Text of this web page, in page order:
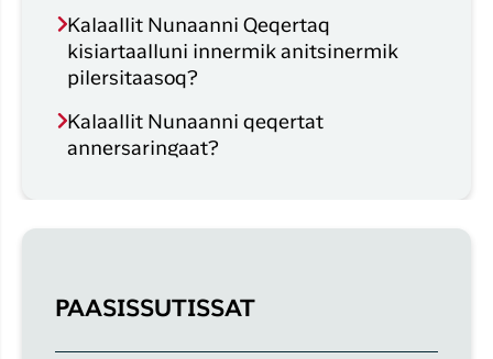
Kalaallit Nunaanni Qeqertaq
kisiartaalluni innermik anitsinermik
pilersitaasoq?
Kalaallit Nunaanni qeqertat
annersaringaat?
PAASISSUTISSAT